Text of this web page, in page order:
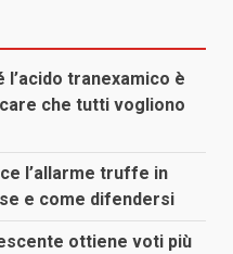
l’acido tranexamico è
che tutti vogliono
l’allarme truffe in
e come difendersi
ottiene voti più